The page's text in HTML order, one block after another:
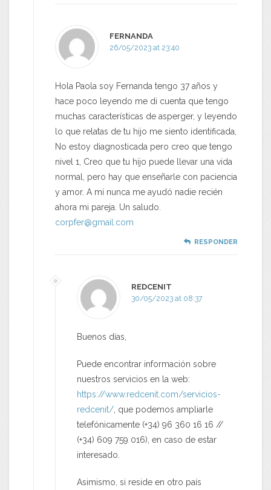
FERNANDA
26/05/2023 at 23:40
Hola Paola soy Fernanda tengo 37 años y
hace poco leyendo me di cuenta que tengo
muchas características de asperger, y leyendo
lo que relatas de tu hijo me siento identificada,
No estoy diagnosticada pero creo que tengo
nivel 1, Creo que tu hijo puede llevar una vida
normal, pero hay que enseñarle con paciencia
y amor. A mí nunca me ayudó nadie recién
ahora mi pareja. Un saludo.
corpfer@gmail.com
RESPONDER
REDCENIT
30/05/2023 at 08:37
Buenos días,
Puede encontrar información sobre
nuestros servicios en la web:
https://www.redcenit.com/servicios-
redcenit/ , que podemos ampliarle
telefónicamente (+34) 96 360 16 16 //
(+34) 609 759 016), en caso de estar
interesado.
Asimismo, si reside en otro país